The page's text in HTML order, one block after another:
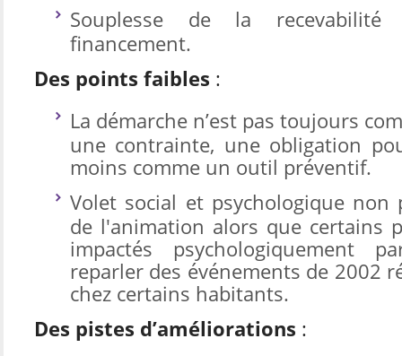
Souplesse de la
financement.
Des points faibles :
La démarche n’est pas toujours
une contrainte, une obligation
moins comme un outil préventif.
Volet social et psychologique non
de l'animation alors que certains
impactés psychologiquement
reparler des événements de 2002
chez certains habitants.
Des pistes d’améliorations :